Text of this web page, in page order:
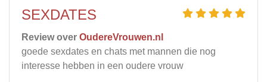
SEXDATES
Review over OudereVrouwen.nl
goede sexdates en chats met mannen die nog
interesse hebben in een oudere vrouw